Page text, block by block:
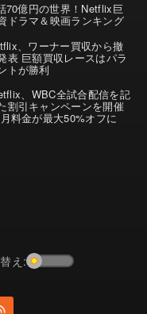
70億円の世界！Netflix巨
ドラマ＆映画ランキング
、ワーナー買収から撤
表 巨額買収レースはパラ
トが勝利
、WBC全試合配信を記
割引キャンペーンを開催
料金が最大50%オフに
え: